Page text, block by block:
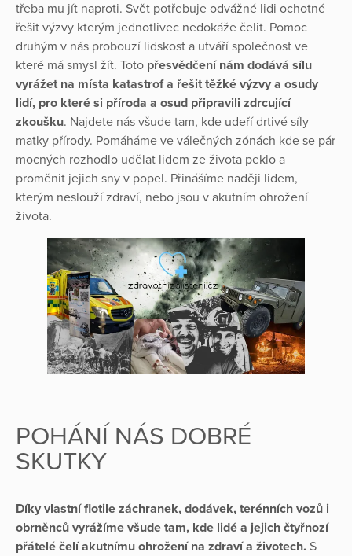
třeba mu jít naproti. Svět potřebuje odvážné lidi ochotné
řešit výzvy kterým jednotlivec nedokáže čelit. Pomoc
druhým v nás probouzí lidskost a utváří společnost ve
které má smysl žít. Toto přesvědčení nám dodává sílu
vyrážet na místa katastrof a řešit těžké výzvy a osudy
lidí, pro které si příroda a osud připravili zdrcující
zkoušku. Najdete nás všude tam, kde udeří drtivé síly
matky přírody. Pomáháme ve válečných zónách kde se pár
mocných rozhodlo udělat lidem ze života peklo a
proměnit jejich sny v popel. Přinášíme naději lidem,
kterým neslouží zdraví, nebo jsou v akutním ohrožení
života.
POHÁNÍ NÁS DOBRÉ
SKUTKY
Díky vlastní flotile záchranek, dodávek, terénních vozů i
obrněnců vyrážíme všude tam, kde lidé a jejich čtyřnozí
přátelé čelí akutnímu ohrožení na zdraví a životech. S